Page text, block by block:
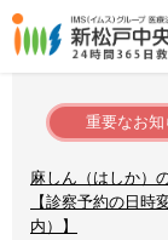
重要なお知
麻しん（はしか）
【診察予約の日時
内）】